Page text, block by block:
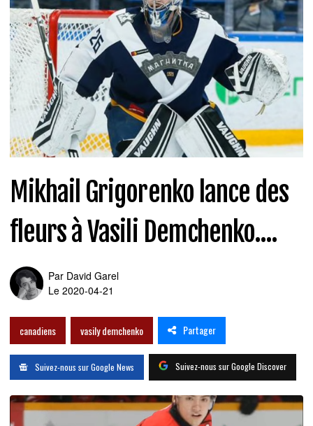
Mikhail Grigorenko lance des
fleurs à Vasili Demchenko....
Par David Garel
Le 2020-04-21
canadiens vasily demchenko Partager
Suivez-nous sur Google News Suivez-nous sur Google Discover